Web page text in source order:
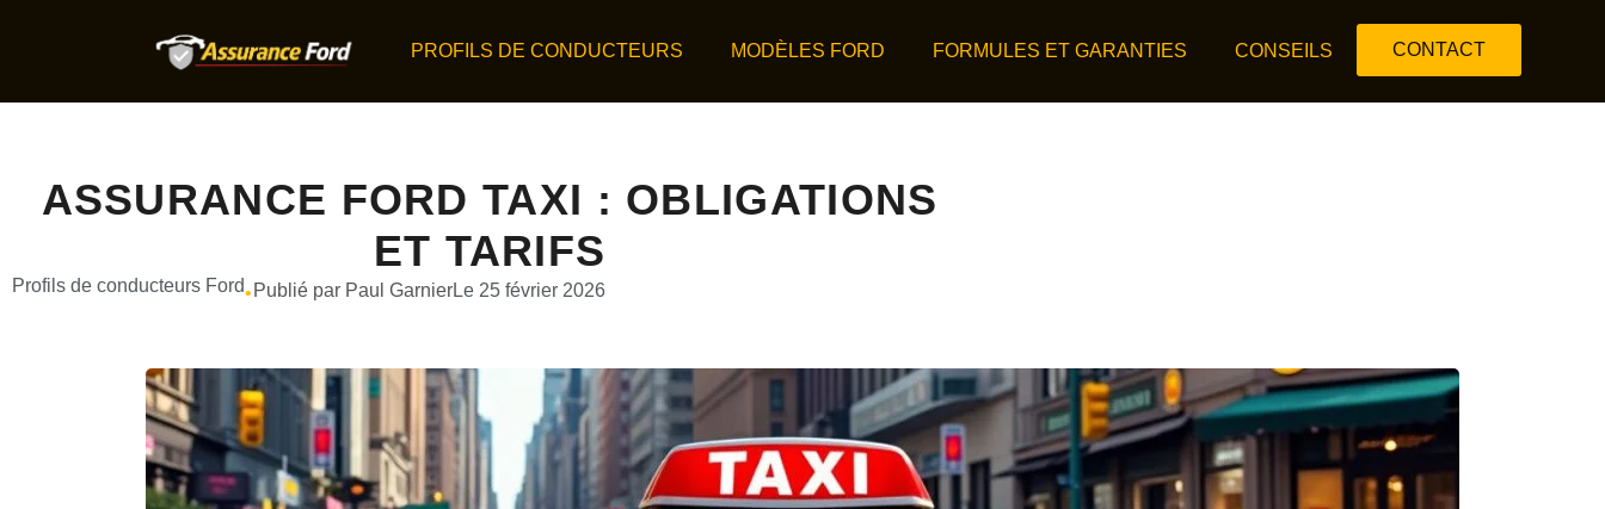
PROFILS DE CONDUCTEURS MODÈLES FORD FORMULES ET GARANTIES CONSEILS CONTACT
ASSURANCE FORD TAXI : OBLIGATIONS
ET TARIFS
Profils de conducteurs Ford• Publié par Paul GarnierLe 25 février 2026